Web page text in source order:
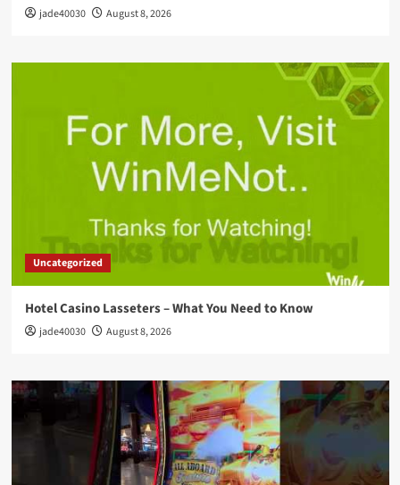
jade40030 August 8, 2026
Uncategorized
Hotel Casino Lasseters – What You Need to Know
jade40030 August 8, 2026